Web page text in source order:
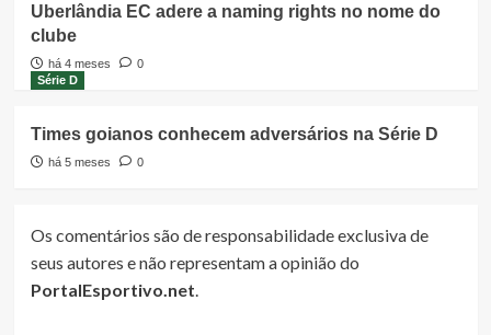
Uberlândia EC adere a naming rights no nome do
clube
há 4 meses
0
Série D
Times goianos conhecem adversários na Série D
há 5 meses 0
Os comentários são de responsabilidade exclusiva de
seus autores e não representam a opinião do
PortalEsportivo.net.